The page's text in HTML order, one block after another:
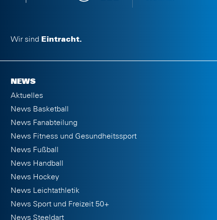
Wir sind Eintracht.
NEWS
Aktuelles
News Basketball
News Fanabteilung
News Fitness und Gesundheitssport
News Fußball
News Handball
News Hockey
News Leichtathletik
News Sport und Freizeit 50+
News Steeldart